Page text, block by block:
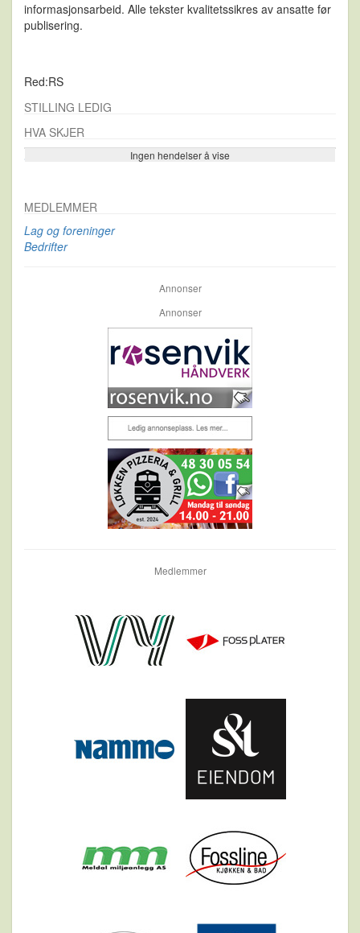
informasjonsarbeid. Alle tekster kvalitetssikres av ansatte før
publisering.
Red:RS
STILLING LEDIG
HVA SKJER
Ingen hendelser å vise
Se flere…
MEDLEMMER
Lag og foreninger
Bedrifter
Annonser
Annonser
Medlemmer